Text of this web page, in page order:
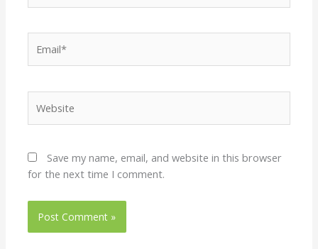
Save my name, email, and website in this browser
for the next time I comment.